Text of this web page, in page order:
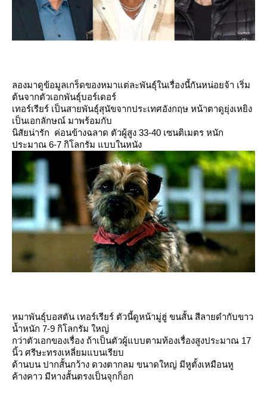
ลองมาดูข้อมูลเกร็ดของหมาแต่ละพันธุ์ในเรื่องนี้กันหน่อยจ้า เริ่ม
ต้นจากตัวเอกพันธุ์บอร์เดอร์
เทอร์เรียร์ เป็นสายพันธุ์สุนัขจากประเทศอังกฤษ หน้าตาดูยุ่งเหยิง
เป็นเอกลักษณ์ มาพร้อมกับ
นิสัยน่ารัก ค่อนข้างฉลาด ตัวผู้สูง 33-40 เซนติเมตร หนัก
ประมาณ 6-7 กิโลกรัม แบบในหนัง
หมาพันธุ์บอสตัน เทอร์เรียร์ ตัวนี้ดูหน้ามู่ฮู่ ขนสั้น สีลายดำกับขาว
น้ำหนัก 7-9 กิโลกรัม ใหญ่
กว่าตัวเอกของเรื่อง ถ้าเป็นตัวผู้แบบตามท้องเรื่องสูงประมาณ 17
นิ้ว ศรีษะทรงเหลี่ยมแบนเรียบ
ด้านบน ปากสั้นกว้าง ดวงตากลม ขนาดใหญ่ มีหูตั้งเหมือนหู
ค้างคาว มีหางสั้นตรงเป็นจุกก็อก